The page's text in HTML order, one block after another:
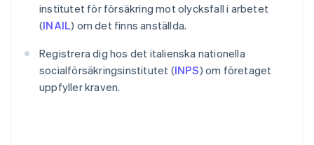
institutet för försäkring mot olycksfall i arbetet
(INAIL) om det finns anställda.
Registrera dig hos det italienska nationella
socialförsäkringsinstitutet (INPS) om företaget
uppfyller kraven.